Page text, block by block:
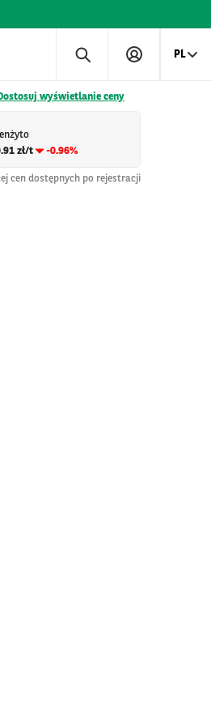
PL
Dostosuj wyświetlanie ceny
zł/t
-0.96%
cen dostępnych po rejestracji